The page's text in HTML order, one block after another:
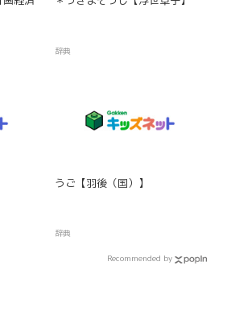
辞典
うご【羽後（国）】
辞典
Recommended by